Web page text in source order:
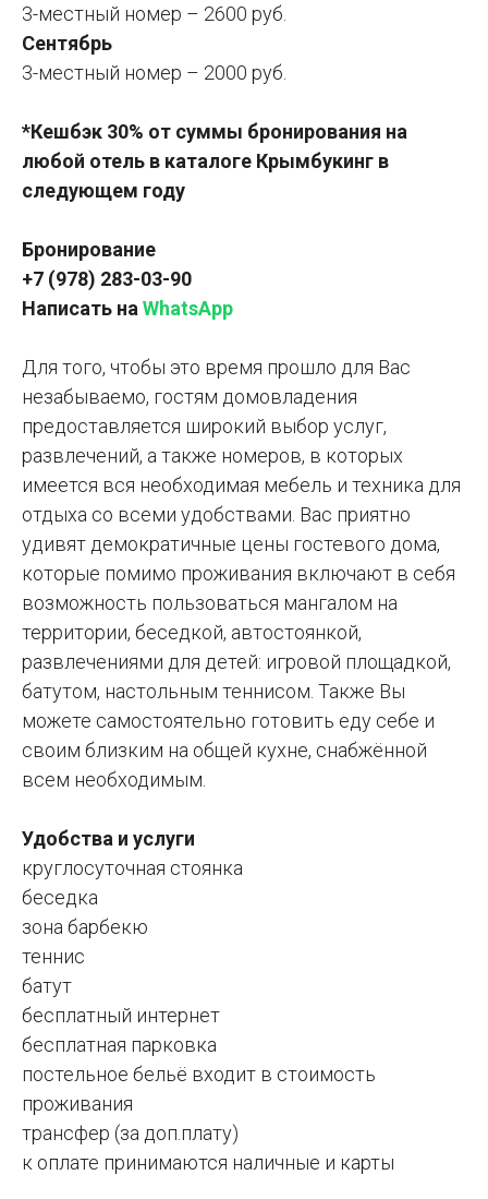
3-местный номер – 2600 руб.
Сентябрь
3-местный номер – 2000 руб.
*Кешбэк 30% от суммы бронирования на
любой отель в каталоге Крымбукинг в
следующем году
Бронирование
+7 (978) 283-03-90
Написать на WhatsApp
Для того, чтобы это время прошло для Вас
незабываемо, гостям домовладения
предоставляется широкий выбор услуг,
развлечений, а также номеров, в которых
имеется вся необходимая мебель и техника для
отдыха со всеми удобствами. Вас приятно
удивят демократичные цены гостевого дома,
которые помимо проживания включают в себя
возможность пользоваться мангалом на
территории, беседкой, автостоянкой,
развлечениями для детей: игровой площадкой,
батутом, настольным теннисом. Также Вы
можете самостоятельно готовить еду себе и
своим близким на общей кухне, снабжённой
всем необходимым.
Удобства и услуги
круглосуточная стоянка
беседка
зона барбекю
теннис
батут
бесплатный интернет
бесплатная парковка
постельное бельё входит в стоимость
проживания
трансфер (за доп.плату)
к оплате принимаются наличные и карты